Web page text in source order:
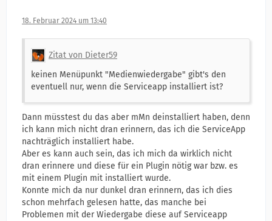
18. Februar 2024 um 13:40
Zitat von Dieter59
keinen Menüpunkt "Medienwiedergabe" gibt's den
eventuell nur, wenn die Serviceapp installiert ist?
Dann müsstest du das aber mMn deinstalliert haben, denn
ich kann mich nicht dran erinnern, das ich die ServiceApp
nachträglich installiert habe.
Aber es kann auch sein, das ich mich da wirklich nicht
dran erinnere und diese für ein Plugin nötig war bzw. es
mit einem Plugin mit installiert wurde.
Konnte mich da nur dunkel dran erinnern, das ich dies
schon mehrfach gelesen hatte, das manche bei
Problemen mit der Wiedergabe diese auf Serviceapp